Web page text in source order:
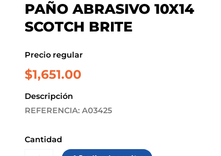
PAÑO ABRASIVO 10X14
SCOTCH BRITE
Precio regular
$1,651.00
Descripción
REFERENCIA: A03425
Cantidad